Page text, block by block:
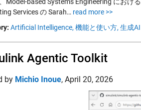
Services の Sarah… read more >>
Artificial Intelligence, 機能と使い方, 生成AI
Agentic Toolkit
by Michio Inoue, April 20, 2026